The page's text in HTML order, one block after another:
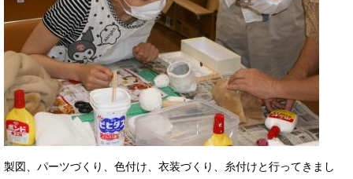
製図、パーツづくり、色付け、衣装づくり、糸付けと行ってきまし